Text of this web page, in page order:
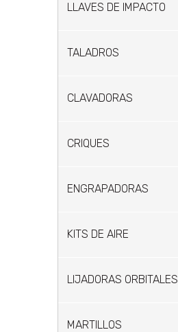
LLAVES DE IMPACTO
TALADROS
CLAVADORAS
CRIQUES
ENGRAPADORAS
KITS DE AIRE
LIJADORAS ORBITALES
MARTILLOS